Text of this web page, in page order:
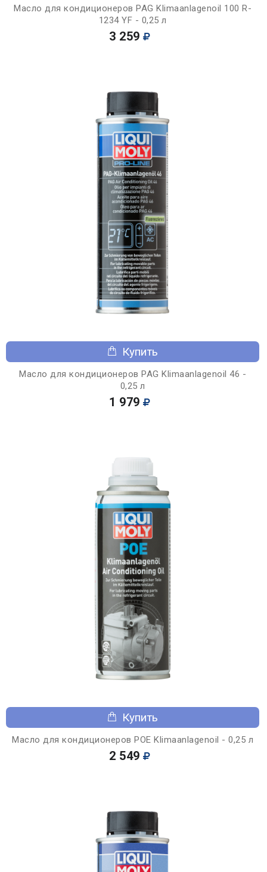
Масло для кондиционеров PAG Klimaanlagenoil 100 R-
1234 YF - 0,25 л
3 259
Купить
Масло для кондиционеров PAG Klimaanlagenoil 46 -
0,25 л
1 979
Купить
Масло для кондиционеров POE Klimaanlagenoil - 0,25 л
2 549